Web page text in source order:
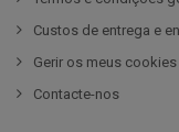
Custos de entrega e
Gerir os meus cookies
Contacte-nos